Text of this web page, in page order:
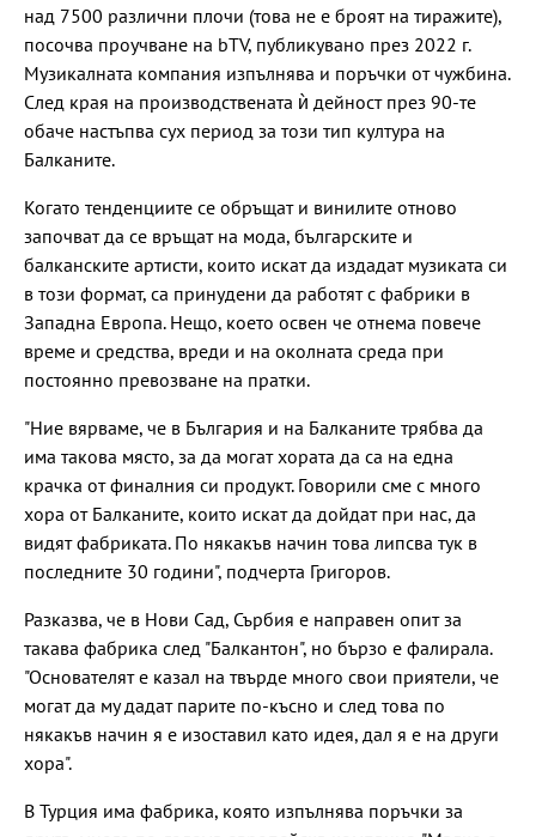
над 7500 различни плочи (това не е броят на тиражите),
посочва проучване на bTV, публикувано през 2022 г.
Музикалната компания изпълнява и поръчки от чужбина.
След края на производствената ѝ дейност през 90-те
обаче настъпва сух период за този тип култура на
Балканите.
Когато тенденциите се обръщат и винилите отново
започват да се връщат на мода, българските и
балканските артисти, които искат да издадат музиката си
в този формат, са принудени да работят с фабрики в
Западна Европа. Нещо, което освен че отнема повече
време и средства, вреди и на околната среда при
постоянно превозване на пратки.
"Ние вярваме, че в България и на Балканите трябва да
има такова място, за да могат хората да са на една
крачка от финалния си продукт. Говорили сме с много
хора от Балканите, които искат да дойдат при нас, да
видят фабриката. По някакъв начин това липсва тук в
последните 30 години", подчерта Григоров.
Разказва, че в Нови Сад, Сърбия е направен опит за
такава фабрика след "Балкантон", но бързо е фалирала.
"Основателят е казал на твърде много свои приятели, че
могат да му дадат парите по-късно и след това по
някакъв начин я е изоставил като идея, дал я е на други
хора".
В Турция има фабрика, която изпълнява поръчки за